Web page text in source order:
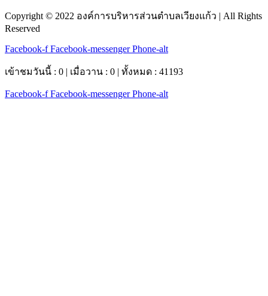
Copyright © 2022 องค์การบริหารส่วนตำบลเวียงแก้ว | All Rights
Reserved
Facebook-f Facebook-messenger Phone-alt
เข้าชมวันนี้ : 0 | เมื่อวาน : 0 | ทั้งหมด : 41193
Facebook-f Facebook-messenger Phone-alt